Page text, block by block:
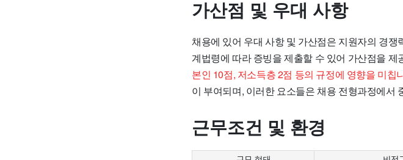
가산점 및 우대 사항
채용에 있어 우대 사항 및 가산점은 지원자의 경
계법령에 따라 증빙을 제출할 수 있어 가산점을 제
본인 10점, 저소득층 2점 등의 규정에 영향을 미칩
이 부여되며, 이러한 요소들은 채용 전형과정에서
근무조건 및 환경